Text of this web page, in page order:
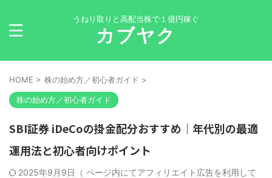
うねり取りと高配当株で１億円稼ぐ
カブヤク
HOME > 株の始め方／初心者ガイド >
株の始め方／初心者ガイド
SBI証券 iDeCoの掛金配分おすすめ｜年代別の最適
運用法と初心者向けポイント
2025年9月9日